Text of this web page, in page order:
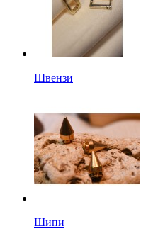
Швензи
Шипи